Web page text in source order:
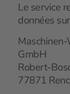
Le service
données
GmbH
Robert-
77871